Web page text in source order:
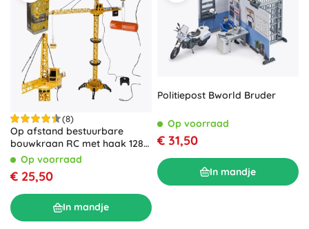
(8)
Op afstand bestuurbare
bouwkraan RC met haak 128
cmOp voorraad
€ 25,50
In mandje
Politiepost Bworld Bruder
Op voorraad
€ 31,50
In mandje